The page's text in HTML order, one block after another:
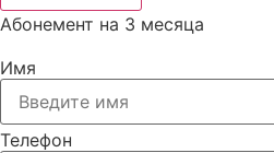
Абонемент на 3 месяца
Имя
Телефон